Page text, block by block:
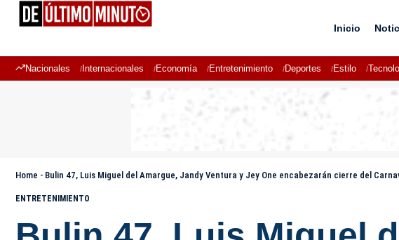
Inicio
Nacionales Internacionales Economía Entretenimiento Deportes Estilo
Home - Bulin 47, Luis Miguel del Amargue, Jandy Ventura y Jey One encabezarán cierre del
ENTRETENIMIENTO